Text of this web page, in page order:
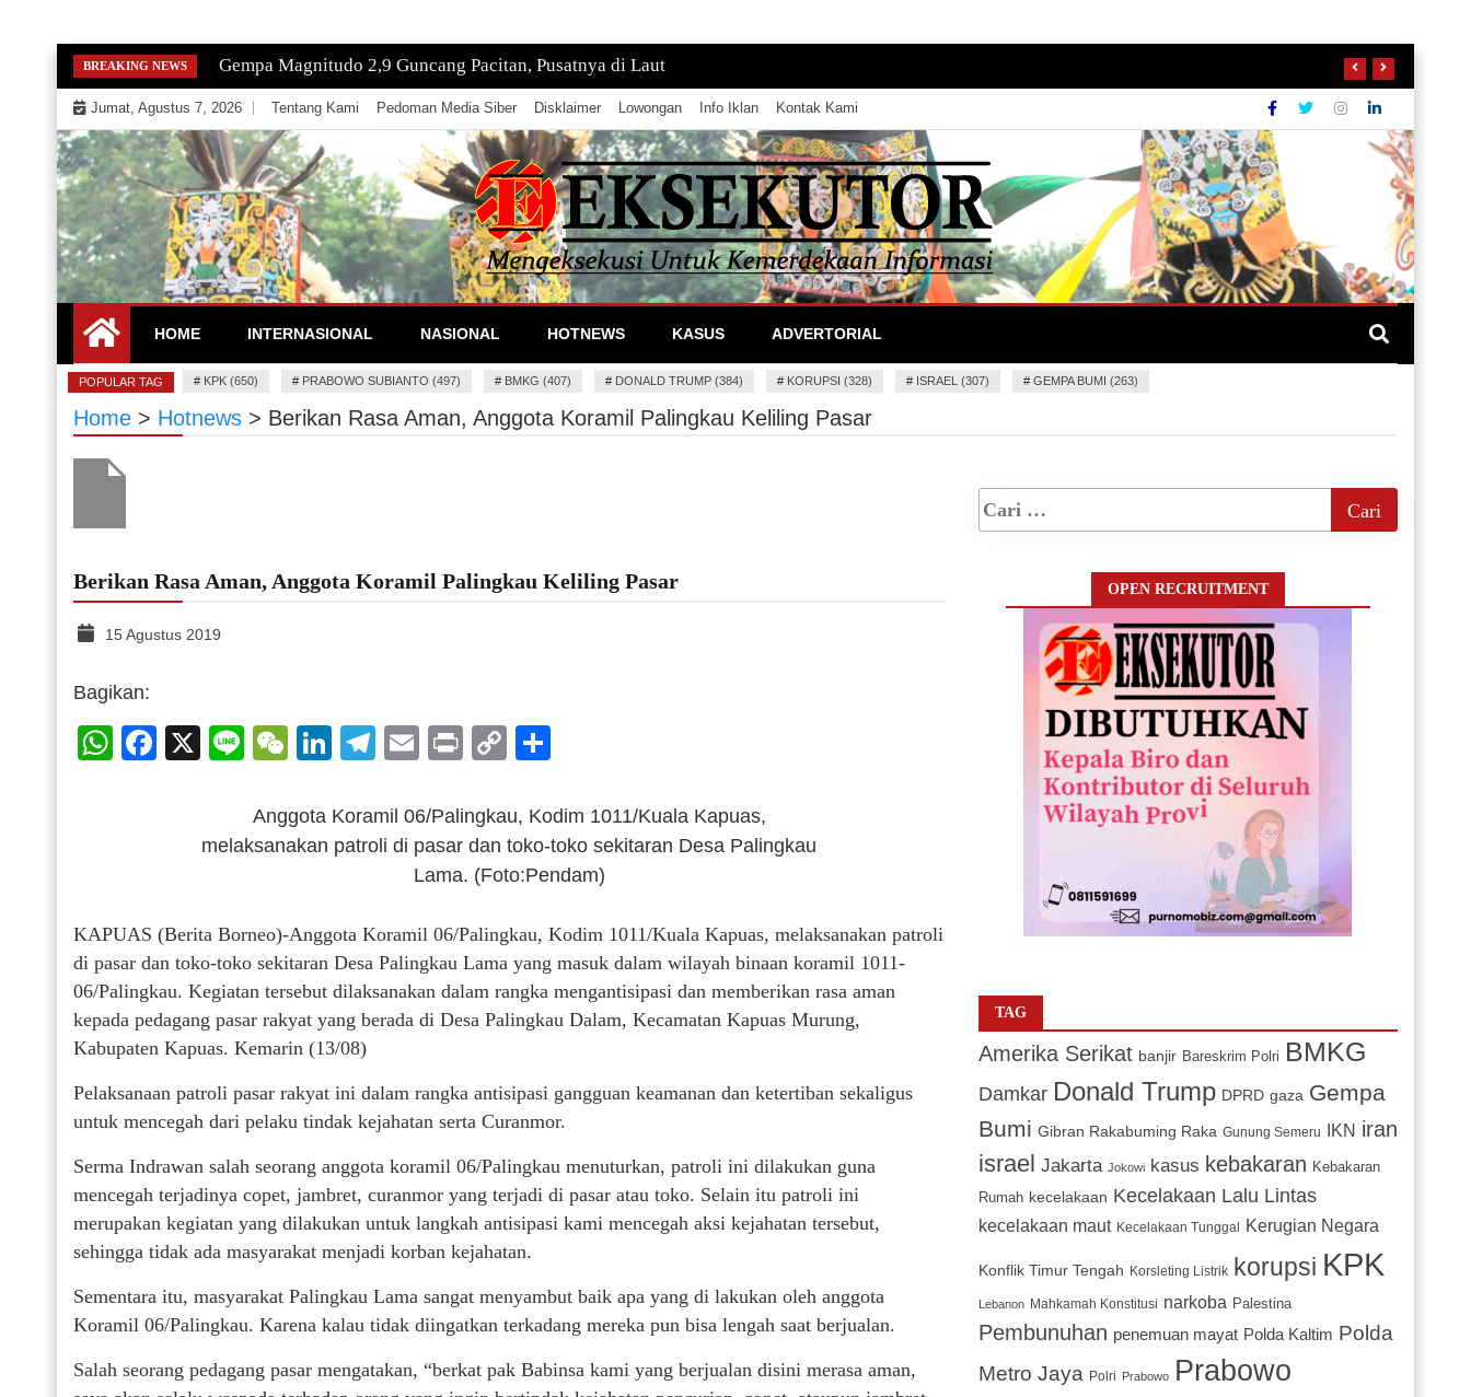
Skip
to
content
BREAKING NEWS Gempa Magnitudo 2,9 Guncang Pacitan, Pusatnya di Laut
Jumat, Agustus 7, 2026 Tentang Kami Pedoman Media Siber Disklaimer Lowongan Info Iklan Kontak Kami
EKSEKUTOR
Mengeksekusi Berita Untuk Kemerdekaan dan Keadilan Informasi
HOME INTERNASIONAL NASIONAL HOTNEWS KASUS ADVERTORIAL
POPULAR TAG # KPK (650) # PRABOWO SUBIANTO (497) # BMKG (407) # DONALD TRUMP (384) # KORUPSI (328) # ISRAEL (307) # GEMPA BUMI (263)
Home > Hotnews > Berikan Rasa Aman, Anggota Koramil Palingkau Keliling Pasar
Berikan Rasa Aman, Anggota Koramil Palingkau Keliling Pasar
15 Agustus 2019
Bagikan:
WhatsApp
Facebook
X LineWeChat
LinkedIn
Telegram
EmailPrintCopy
Anggota Koramil 06/Palingkau, Kodim 1011/Kuala Kapuas,
melaksanakan patroli di pasar dan toko-toko sekitaran Desa Palingkau
Lama. (Foto:Pendam)
KAPUAS (Berita Borneo)-Anggota Koramil 06/Palingkau, Kodim 1011/Kuala Kapuas, melaksanakan patroli
di pasar dan toko-toko sekitaran Desa Palingkau Lama yang masuk dalam wilayah binaan koramil 1011-
06/Palingkau. Kegiatan tersebut dilaksanakan dalam rangka mengantisipasi dan memberikan rasa aman
kepada pedagang pasar rakyat yang berada di Desa Palingkau Dalam, Kecamatan Kapuas Murung,
Kabupaten Kapuas. Kemarin (13/08)
Pelaksanaan patroli pasar rakyat ini dalam rangka antisipasi gangguan keamanan dan ketertiban sekaligus
untuk mencegah dari pelaku tindak kejahatan serta Curanmor.
Serma Indrawan salah seorang anggota koramil 06/Palingkau menuturkan, patroli ini dilakukan guna
mencegah terjadinya copet, jambret, curanmor yang terjadi di pasar atau toko. Selain itu patroli ini
merupakan kegiatan yang dilakukan untuk langkah antisipasi kami mencegah aksi kejahatan tersebut,
sehingga tidak ada masyarakat menjadi korban kejahatan.
Sementara itu, masyarakat Palingkau Lama sangat menyambut baik apa yang di lakukan oleh anggota
Koramil 06/Palingkau. Karena kalau tidak diingatkan terkadang mereka pun bisa lengah saat berjualan.
Salah seorang pedagang pasar mengatakan, “berkat pak Babinsa kami yang berjualan disini merasa aman,
OPEN RECRUITMENT
TAG
Amerika Serikat banjir Bareskrim Polri BMKG
Damkar Donald Trump DPRD gaza Gempa
Bumi Gibran Rakabuming Raka Gunung Semeru IKN iran
israel Jakarta Jokowi kasus kebakaran Kebakaran
Rumah kecelakaan Kecelakaan Lalu Lintas
kecelakaan maut Kecelakaan Tunggal Kerugian Negara
Konflik Timur Tengah Korsleting Listrik korupsi KPK
Lebanon Mahkamah Konstitusi narkoba Palestina
Pembunuhan penemuan mayat Polda Kaltim Polda
Metro Jaya
Polri Prabowo
Prabowo